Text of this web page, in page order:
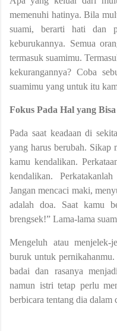
memenuhi hatinya. Bila
suami, berarti hati dan
keburukannya. Semua
termasuk suamimu.
kekurangannya? Coba
suamimu yang untuk itu
Fokus Pada Hal yang
Pada saat keadaan di
yang harus berubah. Sikap
kamu kendalikan.
kendalikan.
Jangan mencaci maki,
adalah doa. Saat kamu
brengsek!” Lama-lama
Mengeluh atau menjelek-
buruk untuk
badai dan rasanya
namun istri tetap perlu
berbicara tentang dia dalam